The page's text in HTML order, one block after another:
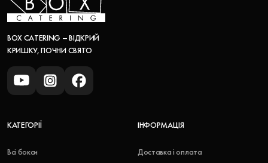
BOX CATERING – ВІДКРИЙ
КРИШКУ, ПОЧНИ СВЯТО
КАТЕГОРІЇ
Всі бокси
ІНФОРМАЦІЯ
Доставка і оплата